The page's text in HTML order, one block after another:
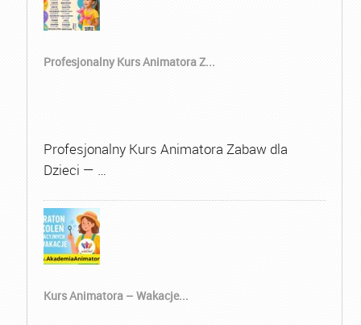
Profesjonalny Kurs Animatora Z...
Profesjonalny Kurs Animatora Zabaw dla
Dzieci — …
Kurs Animatora – Wakacje...